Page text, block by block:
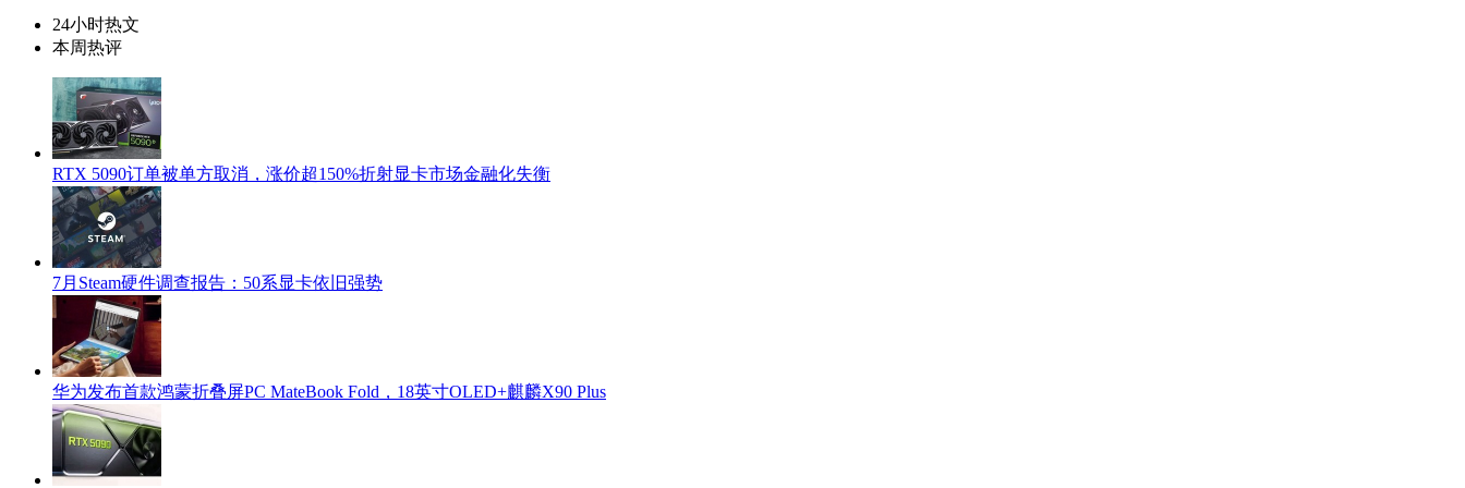
24小时热文
本周热评
RTX 5090订单被单方取消，涨价超150%折射显卡市场金融化失衡
7月Steam硬件调查报告：50系显卡依旧强势
华为发布首款鸿蒙折叠屏PC MateBook Fold，18英寸OLED+麒麟X90 Plus